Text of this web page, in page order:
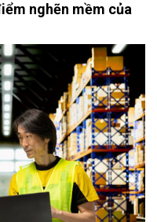
nghẽn mềm của